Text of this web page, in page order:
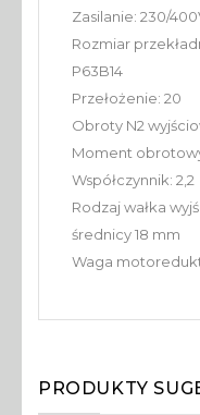
Zasilanie: 230/
Rozmiar
P63B14
Przełożenie: 20
Obroty N2
Moment
Współczynnik: 2,2
Rodzaj wałka
średnicy 18 mm
Waga
PRODUKTY